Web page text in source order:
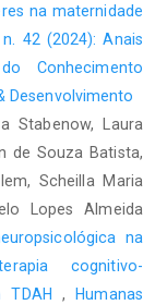
na maternidade
42 (2024): Anais
Conhecimento
Desenvolvimento
Stabenow, Laura
de Souza Batista,
Scheilla Maria
Lopes Almeida
na
cognitivo-
TDAH,
Humanas